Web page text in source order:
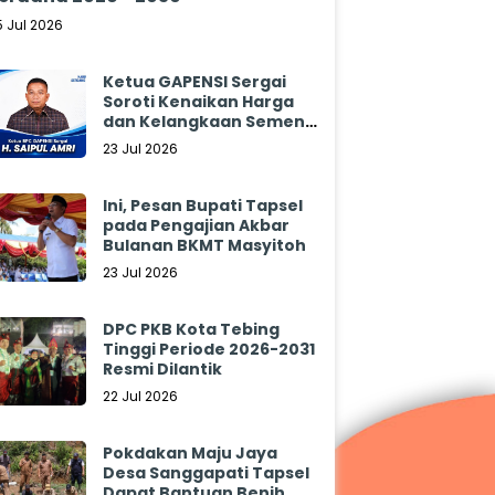
Jul 2026
Ketua GAPENSI Sergai
Soroti Kenaikan Harga
dan Kelangkaan Semen,
Minta Pemerintah
23 Jul 2026
Ini, Pesan Bupati Tapsel
pada Pengajian Akbar
Bulanan BKMT Masyitoh
23 Jul 2026
DPC PKB Kota Tebing
Tinggi Periode 2026-2031
Resmi Dilantik
22 Jul 2026
Pokdakan Maju Jaya
Desa Sanggapati Tapsel